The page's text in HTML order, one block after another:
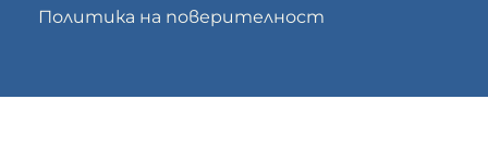
Политика на поверителност